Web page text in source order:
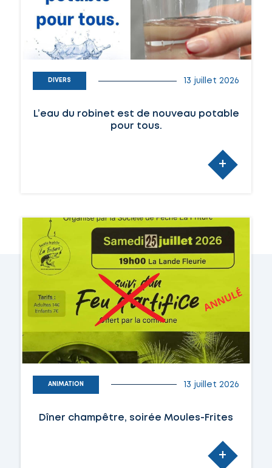
DIVERS 13 juillet 2026
L’eau du robinet est de nouveau potable
pour tous.
+
ANIMATION 13 juillet 2026
Dîner champêtre, soirée Moules-Frites
+